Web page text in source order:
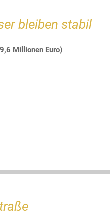
bleiben stabil
Millionen Euro)